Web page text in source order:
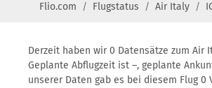
Flio.com Flugstatus Air Italy
Derzeit haben wir 0 Datensätze zum Air
Geplante Abflugzeit ist –, geplante
unserer Daten gab es bei diesem Flug 0